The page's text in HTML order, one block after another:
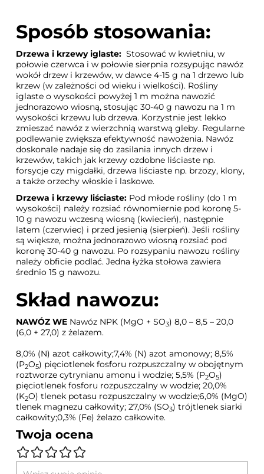
Sposób stosowania:
Drzewa i krzewy iglaste: Stosować w kwietniu, w
połowie czerwca i w połowie sierpnia rozsypując nawóz
wokół drzew i krzewów, w dawce 4-15 g na 1 drzewo lub
krzew (w zależności od wieku i wielkości). Rośliny
iglaste o wysokości powyżej 1 m można nawozić
jednorazowo wiosną, stosując 30-40 g nawozu na 1 m
wysokości krzewu lub drzewa. Korzystnie jest lekko
zmieszać nawóz z wierzchnią warstwą gleby. Regularne
podlewanie zwiększa efektywność nawożenia. Nawóz
doskonale nadaje się do zasilania innych drzew i
krzewów, takich jak krzewy ozdobne liściaste np.
forsycje czy migdałki, drzewa liściaste np. brzozy, klony,
a także orzechy włoskie i laskowe.
Drzewa i krzewy liściaste: Pod młode rośliny (do 1 m
wysokości) należy rozsiać równomiernie pod koronę 5-
10 g nawozu wczesną wiosną (kwiecień), następnie
latem (czerwiec) i przed jesienią (sierpień). Jeśli rośliny
są większe, można jednorazowo wiosną rozsiać pod
koronę 30-40 g nawozu. Po rozsypaniu nawozu rośliny
należy obficie podlać. Jedna łyżka stołowa zawiera
średnio 15 g nawozu.
Skład nawozu:
NAWÓZ WE Nawóz NPK (MgO + SO3) 8,0 – 8,5 – 20,0
(6,0 + 27,0) z żelazem.
8,0% (N) azot całkowity;7,4% (N) azot amonowy; 8,5%
(P2O5) pięciotlenek fosforu rozpuszczalny w obojętnym
roztworze cytrynianu amonu i wodzie; 5,5% (P2O5)
pięciotlenek fosforu rozpuszczalny w wodzie; 20,0%
(K2O) tlenek potasu rozpuszczalny w wodzie;6,0% (MgO)
tlenek magnezu całkowity; 27,0% (SO3) trójtlenek siarki
całkowity;0,3% (Fe) żelazo całkowite.
Twoja ocena